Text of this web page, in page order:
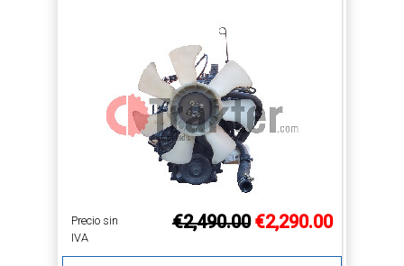
Precio sin
IVA
€2,490.00 €2,290.00